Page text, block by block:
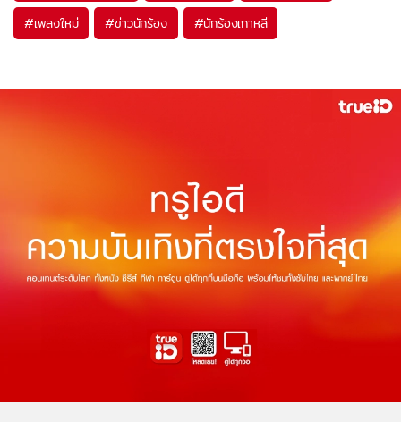
#เพลงใหม่ #ข่าวนักร้อง #นักร้องเกาหลี